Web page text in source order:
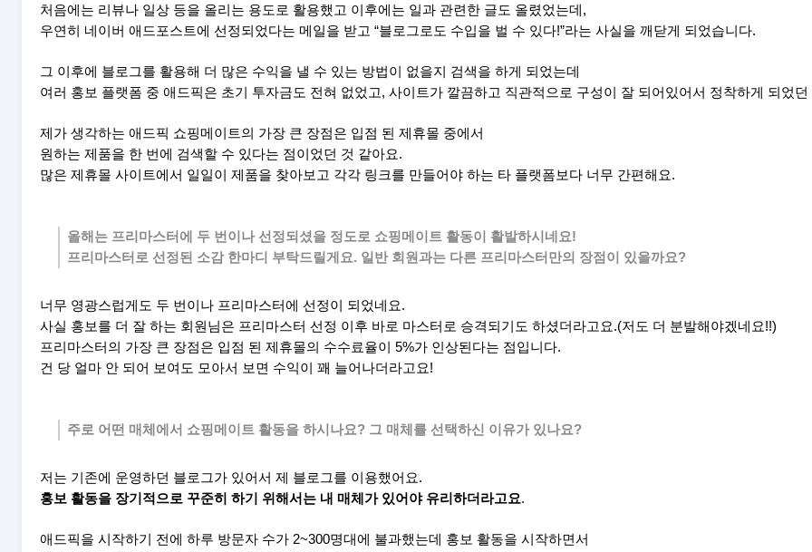
처음에는 리뷰나 일상 등을 올리는 용도로 활용했고 이후에는 일과 관련한 글도 올렸었는데,
우연히 네이버 애드포스트에 선정되었다는 메일을 받고 “블로그로도 수입을 벌 수 있다!”라는 사실을 깨닫게 되었습니다.
그 이후에 블로그를 활용해 더 많은 수익을 낼 수 있는 방법이 없을지 검색을 하게 되었는데
여러 홍보 플랫폼 중 애드픽은 초기 투자금도 전혀 없었고, 사이트가 깔끔하고 직관적으로 구성이 잘 되어있어서 정착하게 되었던
제가 생각하는 애드픽 쇼핑메이트의 가장 큰 장점은 입점 된 제휴몰 중에서
원하는 제품을 한 번에 검색할 수 있다는 점이었던 것 같아요.
많은 제휴몰 사이트에서 일일이 제품을 찾아보고 각각 링크를 만들어야 하는 타 플랫폼보다 너무 간편해요.
올해는 프리마스터에 두 번이나 선정되셨을 정도로 쇼핑메이트 활동이 활발하시네요!
프리마스터로 선정된 소감 한마디 부탁드릴게요. 일반 회원과는 다른 프리마스터만의 장점이 있을까요?
너무 영광스럽게도 두 번이나 프리마스터에 선정이 되었네요.
사실 홍보를 더 잘 하는 회원님은 프리마스터 선정 이후 바로 마스터로 승격되기도 하셨더라고요.(저도 더 분발해야겠네요!!)
프리마스터의 가장 큰 장점은 입점 된 제휴몰의 수수료율이 5%가 인상된다는 점입니다.
건 당 얼마 안 되어 보여도 모아서 보면 수익이 꽤 늘어나더라고요!
주로 어떤 매체에서 쇼핑메이트 활동을 하시나요? 그 매체를 선택하신 이유가 있나요?
저는 기존에 운영하던 블로그가 있어서 제 블로그를 이용했어요.
홍보 활동을 장기적으로 꾸준히 하기 위해서는 내 매체가 있어야 유리하더라고요.
애드픽을 시작하기 전에 하루 방문자 수가 2~300명대에 불과했는데 홍보 활동을 시작하면서